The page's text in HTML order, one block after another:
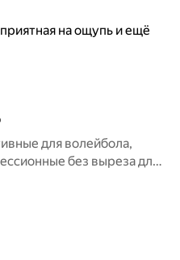
на ощупь и ещё
для волейбола,
без выреза для